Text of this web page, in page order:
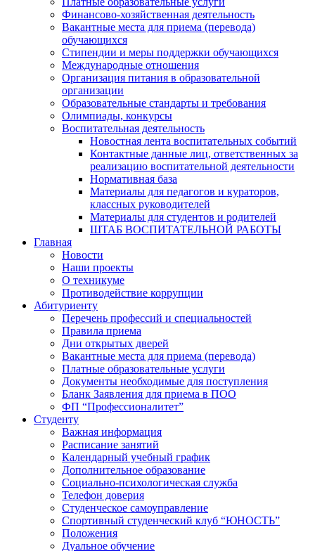
Финансово-хозяйственная деятельность
Вакантные места для приема (перевода)
обучающихся
Стипендии и меры поддержки обучающихся
Международные отношения
Организация питания в образовательной
организации
Образовательные стандарты и требования
Олимпиады, конкурсы
Воспитательная деятельность
Новостная лента воспитательных событий
Контактные данные лиц, ответственных за
реализацию воспитательной деятельности
Нормативная база
Материалы для педагогов и кураторов,
классных руководителей
Материалы для студентов и родителей
ШТАБ ВОСПИТАТЕЛЬНОЙ РАБОТЫ
Главная
Новости
Наши проекты
О техникуме
Противодействие коррупции
Абитуриенту
Перечень профессий и специальностей
Правила приема
Дни открытых дверей
Вакантные места для приема (перевода)
Платные образовательные услуги
Документы необходимые для поступления
Бланк Заявления для приема в ПОО
ФП “Профессионалитет”
Студенту
Важная информация
Расписание занятий
Календарный учебный график
Дополнительное образование
Социально-психологическая служба
Телефон доверия
Студенческое самоуправление
Спортивный студенческий клуб “ЮНОСТЬ”
Положения
Дуальное обучение